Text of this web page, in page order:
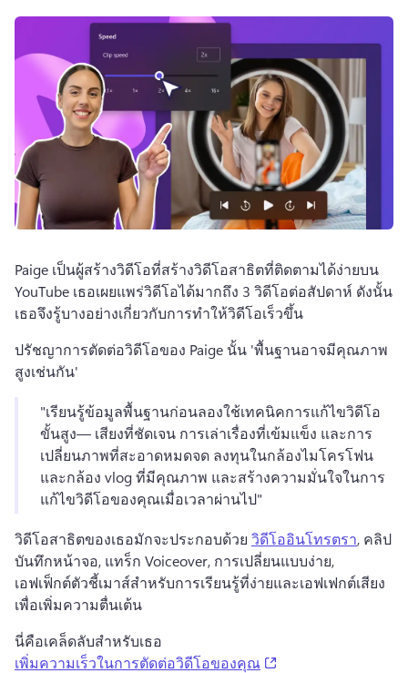
Paige เป็นผู้สร้างวิดีโอที่สร้างวิดีโอสาธิตที่ติดตามได้ง่ายบน
YouTube เธอเผยแพร่วิดีโอได้มากถึง 3 วิดีโอต่อสัปดาห์ ดังนั้น
เธอจึงรู้บางอย่างเกี่ยวกับการทําให้วิดีโอเร็วขึ้น
ปรัชญาการตัดต่อวิดีโอของ Paige นั้น 'พื้นฐานอาจมีคุณภาพ
สูงเช่นกัน'
"เรียนรู้ข้อมูลพื้นฐานก่อนลองใช้เทคนิคการแก้ไขวิดีโอ
ขั้นสูง— เสียงที่ชัดเจน การเล่าเรื่องที่เข้มแข็ง และการ
เปลี่ยนภาพที่สะอาดหมดจด ลงทุนในกล้องไมโครโฟน
และกล้อง vlog ที่มีคุณภาพ และสร้างความมั่นใจในการ
แก้ไขวิดีโอของคุณเมื่อเวลาผ่านไป"
วิดีโอสาธิตของเธอมักจะประกอบด้วย วิดีโออินโทรตรา, คลิป
บันทึกหน้าจอ, แทร็ก Voiceover, การเปลี่ยนแบบง่าย,
เอฟเฟ็กต์ตัวชี้เมาส์สําหรับการเรียนรู้ที่ง่ายและเอฟเฟกต์เสียง
เพื่อเพิ่มความตื่นเต้น
นี่คือเคล็ดลับสําหรับเธอ
เพิ่มความเร็วในการตัดต่อวิดีโอของคุณ